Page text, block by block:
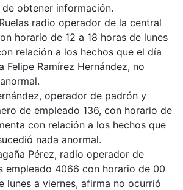
obtener información.
radio operador de la central
horario de 12 a 18 horas de lunes
relación a los hechos que el día
Felipe Ramírez Hernández, no
operador de padrón y
de empleado 136, con horario de
con relación a los hechos que
nada anormal.
Pérez, radio operador de
empleado 4066 con horario de 00
lunes a viernes, afirma no ocurrió